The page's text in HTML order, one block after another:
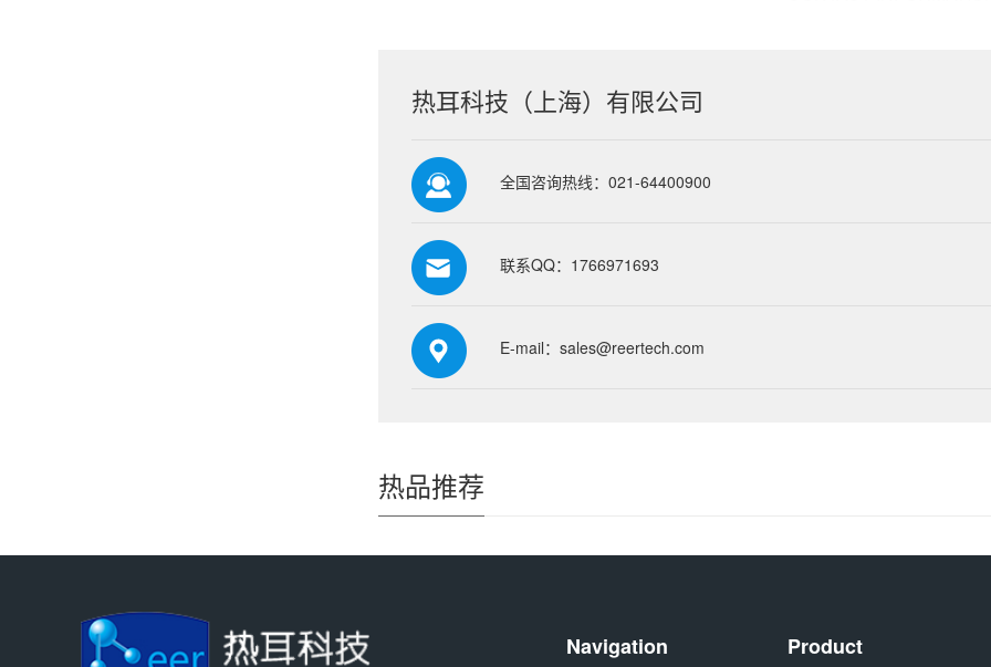
热耳科技（上海）有限公司
全国咨询热线：021-64400900
联系QQ：1766971693
E-mail：sales@reertech.com
热品推荐
Navigation Product